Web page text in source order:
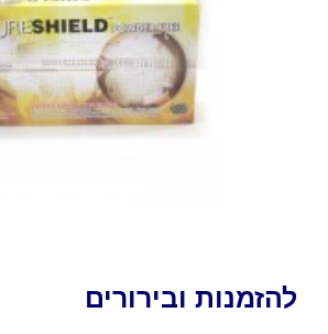
להזמנות ובירורים